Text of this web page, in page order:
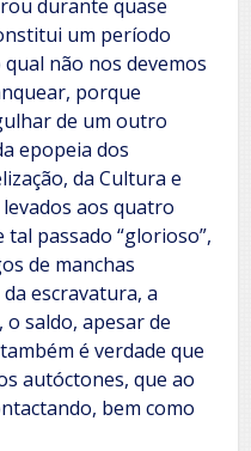
durante quase
um período
não nos devemos
porque
de um outro
epopeia dos
da Cultura e
aos quatro
passado “glorioso”,
de manchas
escravatura, a
saldo, apesar de
é verdade que
autóctones, que ao
bem como